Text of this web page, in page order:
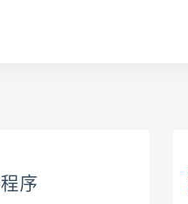
序